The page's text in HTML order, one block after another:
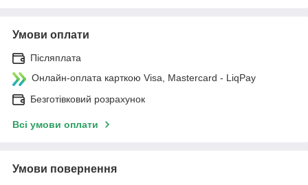
Умови оплати
Післяплата
Онлайн-оплата карткою Visa, Mastercard - LiqPay
Безготівковий розрахунок
Всі умови оплати
Умови повернення